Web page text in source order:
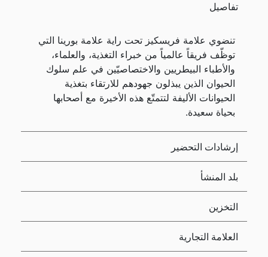
تفاصيل
تنضوي علامة فريسكيز تحت راية علامة بورينا التي
توظّف فريقاً عالمياً من خبراء التغذية، والعلماء،
والأطباء البيطريين والاختصاصيّين في علم سلوك
الحيوان الذين يبذلون جهودهم للارتقاء بتغذية
الحيوانات الأليفة لتتمتّع هذه الأخيرة مع أصحابها
بحياة سعيدة.
إرشادات التحضير
بلد المنشأ
التخزين
العلامة التجارية